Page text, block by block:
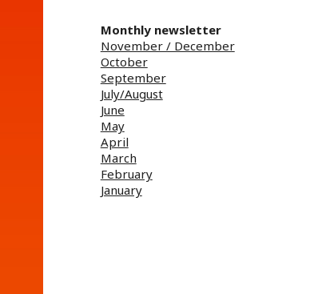
Monthly newsletter
November / December
October
September
July/August
June
May
April
March
February
January